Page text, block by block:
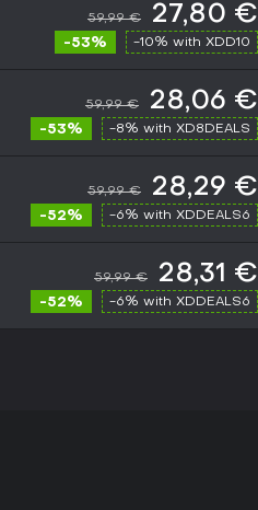
59,99 € 27,80 €
-53% -10% with XDD10
59,99 € 28,06 €
-53% -8% with XD8DEALS
59,99 € 28,29 €
-52% -6% with XDDEALS6
59,99 € 28,31 €
-52% -6% with XDDEALS6